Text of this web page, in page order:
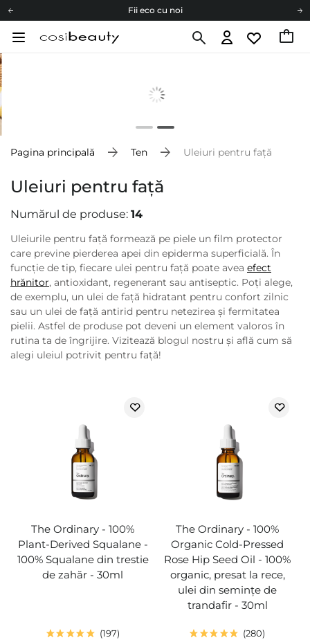
Fii eco cu noi
Pagina principală Ten Uleiuri pentru față
Uleiuri pentru față
Numărul de produse: 14
Uleiurile pentru față formează pe piele un film protector
care previne pierderea apei din epiderma superficială. În
funcție de tip, fiecare ulei pentru față poate avea efect
hrănitor, antioxidant, regenerant sau antiseptic. Poți alege,
de exemplu, un ulei de față hidratant pentru confort zilnic
sau un ulei de față antirid pentru netezirea și fermitatea
pielii. Astfel de produse pot deveni un element valoros în
rutina ta de îngrijire. Vizitează blogul nostru și află cum să
alegi uleiul potrivit pentru față!
The Ordinary - 100%
Plant-Derived Squalane -
100% Squalane din trestie
de zahăr - 30ml
197
The Ordinary - 100%
Organic Cold-Pressed
Rose Hip Seed Oil - 100%
organic, presat la rece,
ulei din semințe de
trandafir - 30ml
280